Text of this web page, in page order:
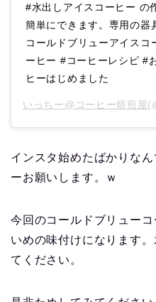
#水出しアイスコーヒー の
簡単にできます。専用の器
コールドブリューアイスコ
ーヒー #コーヒーレシピ #
ヒーはじめました
いっちー@コーヒー焙煎屋
インスタ始めたばかりな
ーお願いします。ｗ
今回のコールドブリュー
いめの味付けになります
てください。